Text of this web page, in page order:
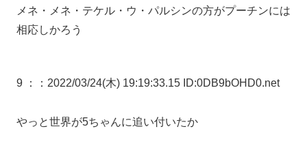
メネ・メネ・テケル・ウ・パルシンの方がプーチンには
相応しかろう
9 ： ：2022/03/24(木) 19:19:33.15 ID:0DB9bOHD0.net
やっと世界が5ちゃんに追い付いたか